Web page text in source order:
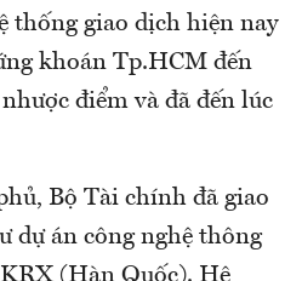
thống giao dịch hiện nay
khoán Tp.HCM đến
điểm và đã đến lúc
Bộ Tài chính đã giao
dự án công nghệ thông